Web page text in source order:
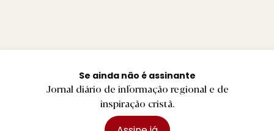
Se ainda não é assinante
Jornal diário de informação regional e de
inspiração cristã.